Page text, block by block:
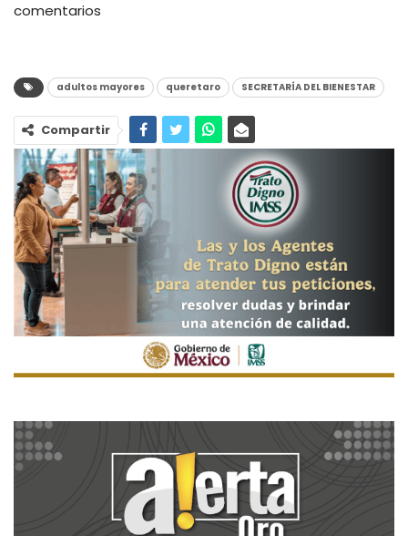
comentarios
adultos mayores queretaro SECRETARÍA DEL BIENESTAR
Compartir